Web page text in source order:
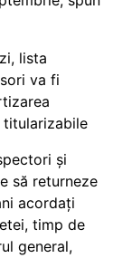
lista
va fi
și
să returneze
acordați
timp de
general,